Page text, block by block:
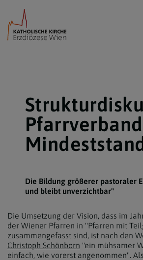
Die Bildung größerer pastoraler
und bleibt unverzichtbar"
Die Umsetzung der Vision, dass im
der Wiener Pfarren in "Pfarren mit
zusammengefasst sind, ist nach den
Christoph Schönborn "ein mühsamer
einfach, wie vorerst angenommen".